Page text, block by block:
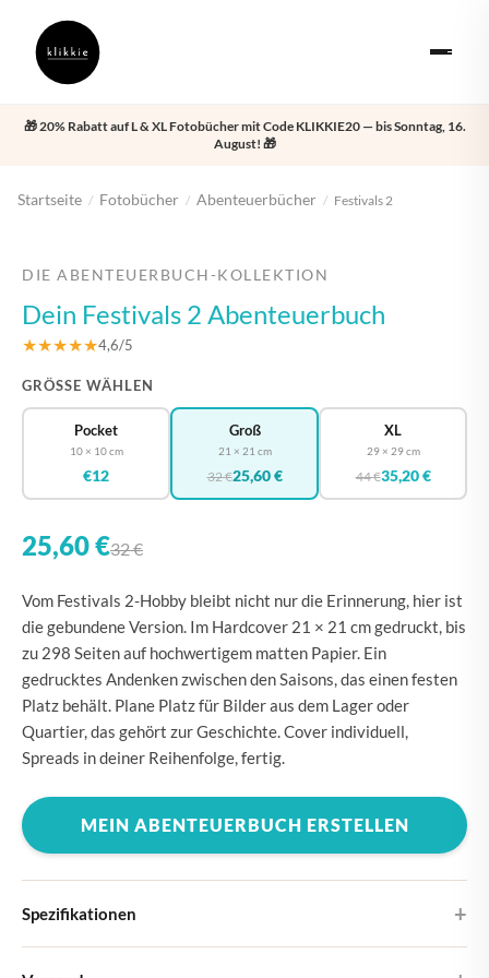
🎁 20% Rabatt auf L & XL Fotobücher mit Code KLIKKIE20 — bis Sonntag, 16.
August! 🎁
Startseite / Fotobücher / Abenteuerbücher / Festivals 2
DIE ABENTEUERBUCH-KOLLEKTION
Dein Festivals 2 Abenteuerbuch
★★★★★4,6/5
GRÖSSE WÄHLEN
Pocket
10 × 10 cm
€12
Groß
21 × 21 cm
32 €25,60 €
XL
29 × 29 cm
44 €35,20 €
25,60 €32 €
Vom Festivals 2-Hobby bleibt nicht nur die Erinnerung, hier ist
die gebundene Version. Im Hardcover 21 × 21 cm gedruckt, bis
zu 298 Seiten auf hochwertigem matten Papier. Ein
gedrucktes Andenken zwischen den Saisons, das einen festen
Platz behält. Plane Platz für Bilder aus dem Lager oder
Quartier, das gehört zur Geschichte. Cover individuell,
Spreads in deiner Reihenfolge, fertig.
MEIN ABENTEUERBUCH ERSTELLEN
Spezifikationen